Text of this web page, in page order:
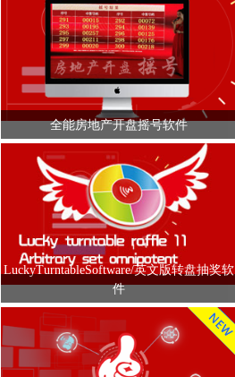
全能房地产开盘摇号软件
LuckyTurntableSoftware/英文版转盘抽奖软
件